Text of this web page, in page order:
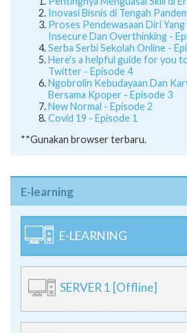
Pentingnya Menguasai Skill di
Inovasi Bisnis di Tengah
Proses Pendewasaan Diri Yang
Insecure Dan Overthinking -
Serba Serbi Sekolah Online -
Here's a helpful guide for you
Twitter - Episode 4
Ngobrolin Kebudayaan Dan
Bersama Kpoper - Episode 3
New Normal - Episode 2
Covid 19 - Episode 1
**Gunakan browser terbaru.
E-learning
E-LEARNING
SERVER 1 [Offline]